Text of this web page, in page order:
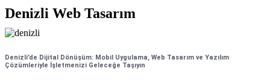
Denizli Web Tasarım
Denizli’de Dijital Dönüşüm: Mobil Uygulama, Web Tasarım ve Yazılım
Çözümleriyle İşletmenizi Geleceğe Taşıyın